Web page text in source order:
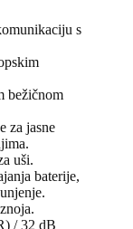
s
bežičnom
za jasne
uši.
baterije,
/ 32 dB